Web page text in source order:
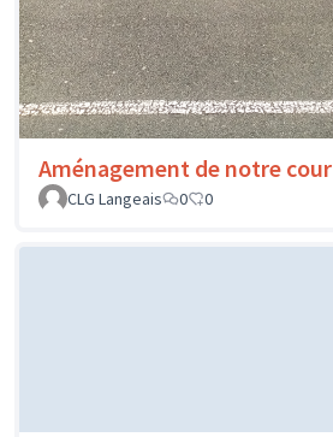
Aménagement de notre cour
CLG Langeais
0 0